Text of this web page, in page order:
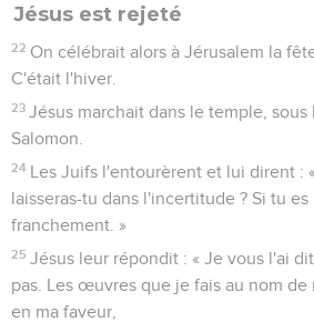
Jésus est rejeté
22 On célébrait alors à Jérusalem la
C'était l'hiver.
23 Jésus marchait dans le temple,
Salomon.
24 Les Juifs l'entourèrent et lui dirent :
laisseras-tu dans l'incertitude ? Si tu
franchement. »
25 Jésus leur répondit : « Je vous l'ai
pas. Les œuvres que je fais au nom
en ma faveur,